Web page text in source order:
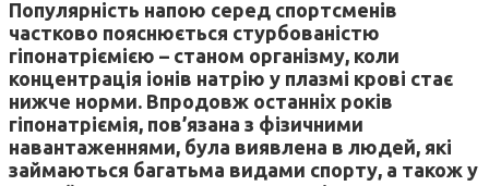
Популярність напою серед спортсменів
частково пояснюється стурбованістю
гіпонатріємією – станом організму, коли
концентрація іонів натрію у плазмі крові стає
нижче норми. Впродовж останніх років
гіпонатріємія, пов’язана з фізичними
навантаженнями, була виявлена в людей, які
займаються багатьма видами спорту, а також у